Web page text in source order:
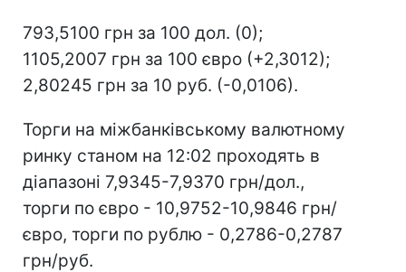
793,5100 грн за 100 дол. (0);
1105,2007 грн за 100 євро (+2,3012);
2,80245 грн за 10 руб. (-0,0106).
Торги на міжбанківському валютному
ринку станом на 12:02 проходять в
діапазоні 7,9345-7,9370 грн/дол.,
торги по євро - 10,9752-10,9846 грн/
євро, торги по рублю - 0,2786-0,2787
грн/руб.